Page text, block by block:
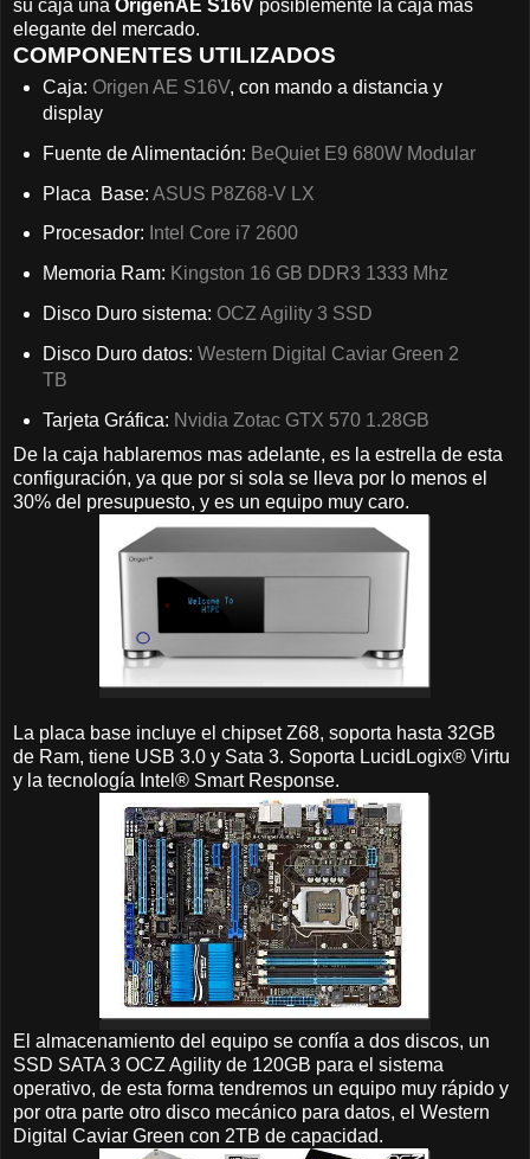
su caja una OrigenAE S16V posiblemente la caja mas
elegante del mercado.
COMPONENTES UTILIZADOS
Caja: Origen AE S16V, con mando a distancia y
display
Fuente de Alimentación: BeQuiet E9 680W Modular
Placa Base: ASUS P8Z68-V LX
Procesador: Intel Core i7 2600
Memoria Ram: Kingston 16 GB DDR3 1333 Mhz
Disco Duro sistema: OCZ Agility 3 SSD
Disco Duro datos: Western Digital Caviar Green 2
TB
Tarjeta Gráfica: Nvidia Zotac GTX 570 1.28GB
De la caja hablaremos mas adelante, es la estrella de esta
configuración, ya que por si sola se lleva por lo menos el
30% del presupuesto, y es un equipo muy caro.
La placa base incluye el chipset Z68, soporta hasta 32GB
de Ram, tiene USB 3.0 y Sata 3. Soporta LucidLogix® Virtu
y la tecnología Intel® Smart Response.
El almacenamiento del equipo se confía a dos discos, un
SSD SATA 3 OCZ Agility de 120GB para el sistema
operativo, de esta forma tendremos un equipo muy rápido y
por otra parte otro disco mecánico para datos, el Western
Digital Caviar Green con 2TB de capacidad.